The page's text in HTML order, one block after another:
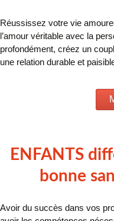
Réussissez votre vie
l’amour véritable avec la
profondément, créez un
une relation durable et
ENFANTS
bonne
Avoir du succès dans vos